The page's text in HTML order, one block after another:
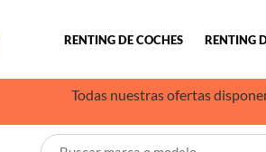
RENTING DE COCHES RENTING
Todas nuestras ofertas